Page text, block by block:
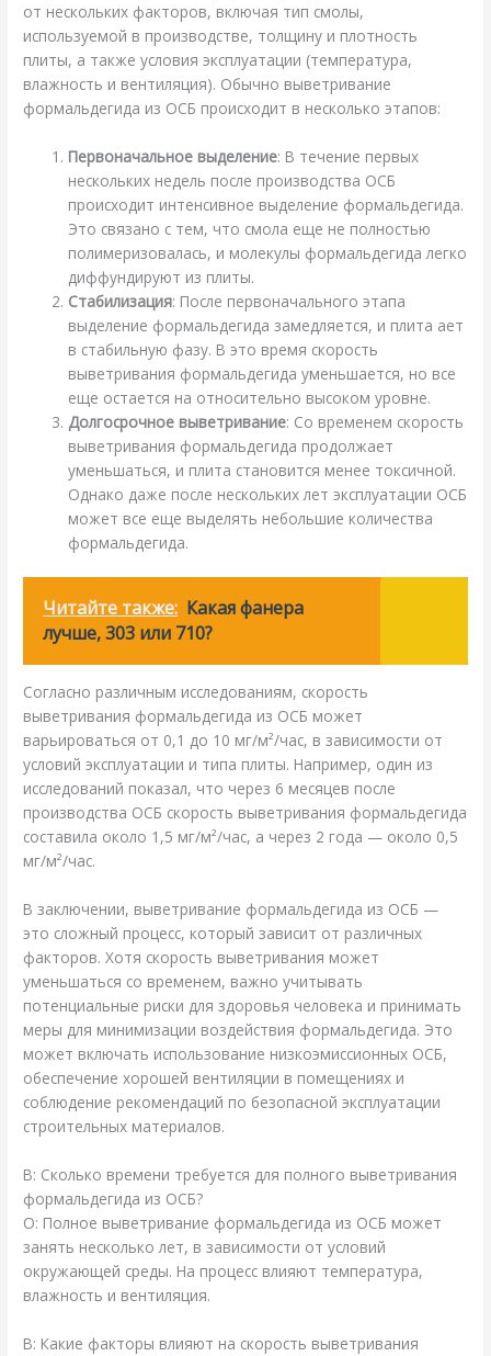
от нескольких факторов, включая тип смолы,
используемой в производстве, толщину и плотность
плиты, а также условия эксплуатации (температура,
влажность и вентиляция). Обычно выветривание
формальдегида из ОСБ происходит в несколько этапов:
Первоначальное выделение: В течение первых
нескольких недель после производства ОСБ
происходит интенсивное выделение формальдегида.
Это связано с тем, что смола еще не полностью
полимеризовалась, и молекулы формальдегида легко
диффундируют из плиты.
Стабилизация: После первоначального этапа
выделение формальдегида замедляется, и плита ает
в стабильную фазу. В это время скорость
выветривания формальдегида уменьшается, но все
еще остается на относительно высоком уровне.
Долгосрочное выветривание: Со временем скорость
выветривания формальдегида продолжает
уменьшаться, и плита становится менее токсичной.
Однако даже после нескольких лет эксплуатации ОСБ
может все еще выделять небольшие количества
формальдегида.
Читайте также: Какая фанера
лучше, 303 или 710?
Согласно различным исследованиям, скорость
выветривания формальдегида из ОСБ может
варьироваться от 0,1 до 10 мг/м²/час, в зависимости от
условий эксплуатации и типа плиты. Например, один из
исследований показал, что через 6 месяцев после
производства ОСБ скорость выветривания формальдегида
составила около 1,5 мг/м²/час, а через 2 года — около 0,5
мг/м²/час.
В заключении, выветривание формальдегида из ОСБ —
это сложный процесс, который зависит от различных
факторов. Хотя скорость выветривания может
уменьшаться со временем, важно учитывать
потенциальные риски для здоровья человека и принимать
меры для минимизации воздействия формальдегида. Это
может включать использование низкоэмиссионных ОСБ,
обеспечение хорошей вентиляции в помещениях и
соблюдение рекомендаций по безопасной эксплуатации
строительных материалов.
В: Сколько времени требуется для полного выветривания
формальдегида из ОСБ?
О: Полное выветривание формальдегида из ОСБ может
занять несколько лет, в зависимости от условий
окружающей среды. На процесс влияют температура,
влажность и вентиляция.
В: Какие факторы влияют на скорость выветривания